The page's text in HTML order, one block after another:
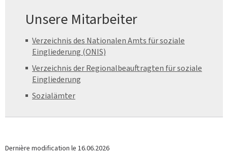
Unsere Mitarbeiter
Verzeichnis des Nationalen Amts für soziale
Eingliederung (ONIS)
Verzeichnis der Regionalbeauftragten für soziale
Eingliederung
Sozialämter
Dernière modification le 16.06.2026